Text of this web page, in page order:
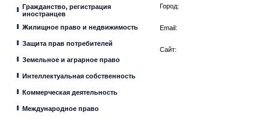
Гражданство, регистрация
иностранцев
Жилищное право и недвижимость
Защита прав потребителей
Земельное и аграрное право
Интеллектуальная собственность
Коммерческая деятельность
Международное право
Город:
Email:
Сайт: